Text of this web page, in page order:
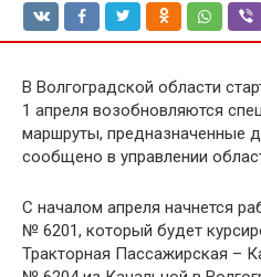
В Волгоградской области
1 апреля возобновляются
маршруты, предназначенные
сообщено в управлении
С началом апреля начнется
№ 6201, который будет
Тракторная Пассажирская –